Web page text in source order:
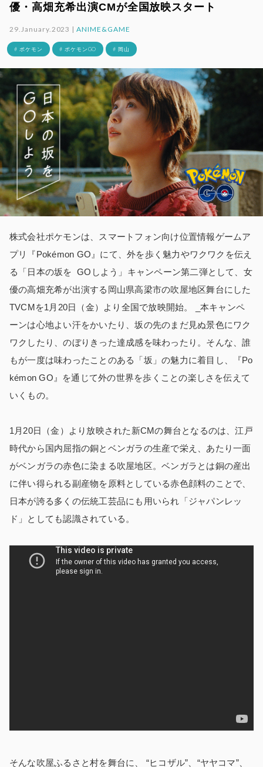
優・高畑充希出演CMが全国放映スタート
29.January.2023 |ANIME&GAME
# ポケモン # ポケモンGO # 岡山
株式会社ポケモンは、スマートフォン向け位置情報ゲームア
プリ『Pokémon GO』にて、外を歩く魅力やワクワクを伝え
る「日本の坂を GOしよう」キャンペーン第二弾として、女
優の高畑充希が出演する岡山県高梁市の吹屋地区舞台にした
TVCMを1月20日（金）より全国で放映開始。 _本キャンペ
ーンは心地よい汗をかいたり、坂の先のまだ見ぬ景色にワク
ワクしたり、のぼりきった達成感を味わったり。そんな、誰
もが一度は味わったことのある「坂」の魅力に着目し、『Po
kémon GO』を通じて外の世界を歩くことの楽しさを伝えて
いくもの。
1月20日（金）より放映された新CMの舞台となるのは、江戸
時代から国内屈指の銅とベンガラの生産で栄え、あたり一面
がベンガラの赤色に染まる吹屋地区。ベンガラとは銅の産出
に伴い得られる副産物を原料としている赤色顔料のことで、
日本が誇る多くの伝統工芸品にも用いられ「ジャパンレッ
ド」としても認識されている。
そんな吹屋ふるさと村を舞台に、 “ヒコザル”、“ヤヤコマ”、